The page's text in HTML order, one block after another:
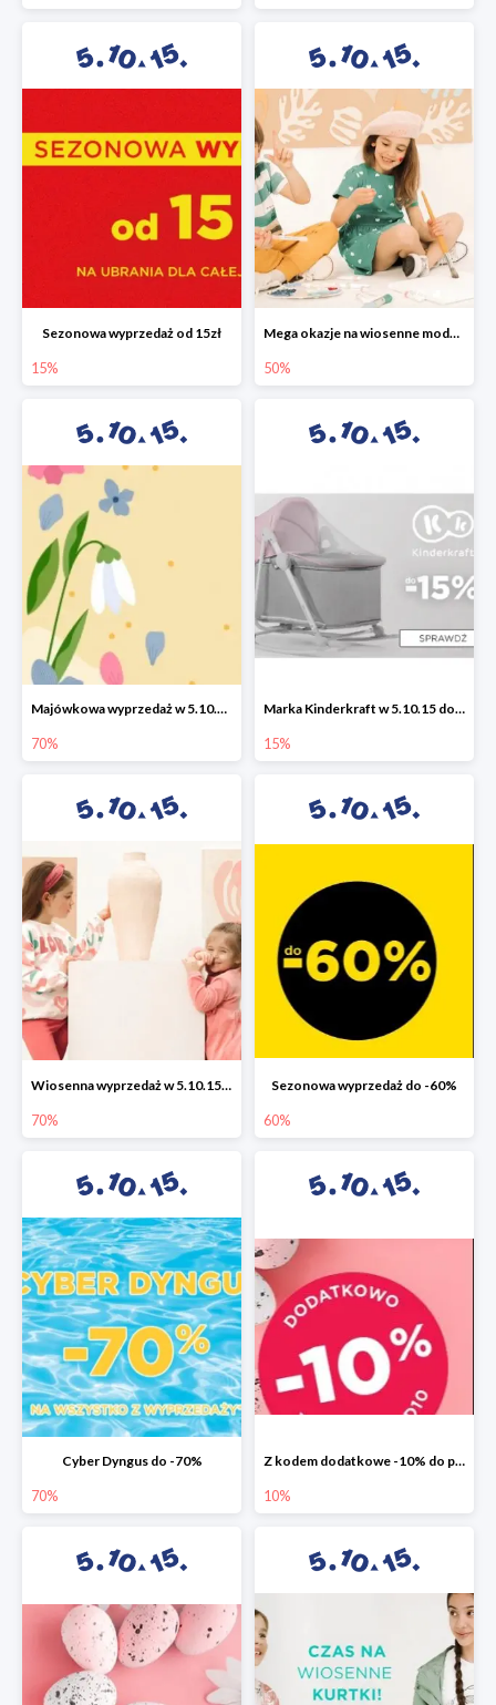
Sezonowa wyprzedaż od 15zł
15%
Mega okazje na wiosenne modele w 5.10.15 do -50%
50%
Majówkowa wyprzedaż w 5.10.15 do -70%
70%
Marka Kinderkraft w 5.10.15 do -15%
15%
Wiosenna wyprzedaż w 5.10.15 do -70%
70%
Sezonowa wyprzedaż do -60%
60%
Cyber Dyngus do -70%
70%
Z kodem dodatkowe -10% do promocji -50%!
10%